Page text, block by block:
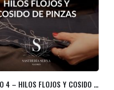
15 – PASAMÁN DE CANTO